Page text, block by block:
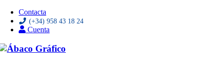
Contacta
(+34) 958 43 18 24
Cuenta